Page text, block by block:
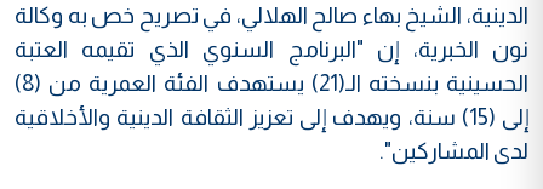
الدينية، الشيخ بهاء صالح الهلالي، في تصريح خص به وكالة
نون الخبرية، إن "البرنامج السنوي الذي تقيمه العتبة
الحسينية بنسخته الـ(21) يستهدف الفئة العمرية من (8)
إلى (15) سنة، ويهدف إلى تعزيز الثقافة الدينية والأخلاقية
لدى المشاركين".